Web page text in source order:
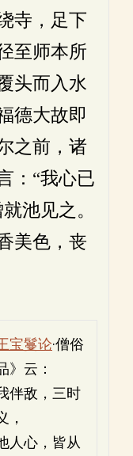
寺，足下
至师本所
头而入水
德大故即
之前，诸
：“我心已
池见之。
美色，丧
宝鬘论·僧俗
》云：
伴敌，三时
，
人心，皆从